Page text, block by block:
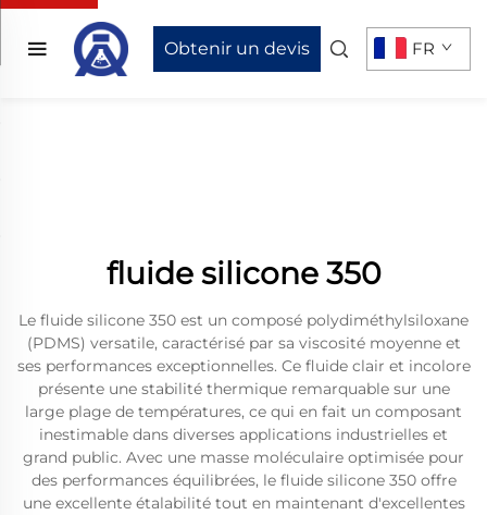
Obtenir un devis FR
fluide silicone 350
Le fluide silicone 350 est un composé polydiméthylsiloxane
(PDMS) versatile, caractérisé par sa viscosité moyenne et
ses performances exceptionnelles. Ce fluide clair et incolore
présente une stabilité thermique remarquable sur une
large plage de températures, ce qui en fait un composant
inestimable dans diverses applications industrielles et
grand public. Avec une masse moléculaire optimisée pour
des performances équilibrées, le fluide silicone 350 offre
une excellente étalabilité tout en maintenant d'excellentes